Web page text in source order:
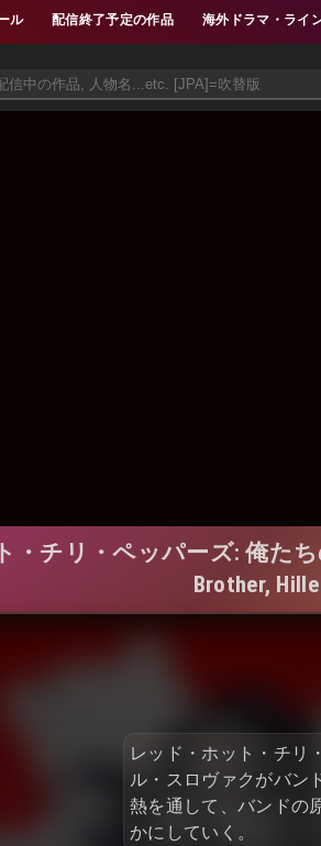
ル 配信終了予定の作品 海外ドラマ・ライ
チリ・ペッパーズ: 俺たち
Brother,
レッド・ホット・チリ
ル・スロヴァクがバン
熱を通して、バンドの
かにしていく。